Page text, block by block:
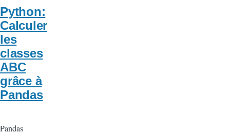
Python:
Calculer
les
classes
ABC
grâce à
Pandas
Pandas